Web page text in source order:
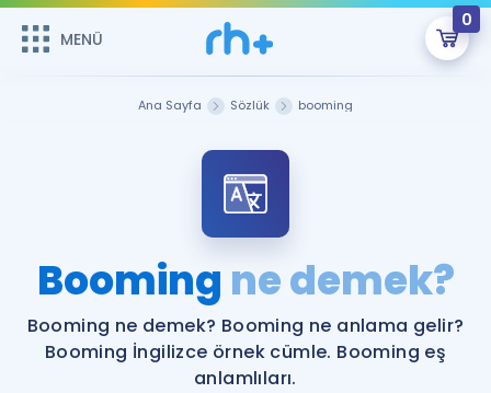
MENÜ
0
Şifremi Hatırlamıyorum
ÜYE DEĞİLİM
Sepetin Şu An Boş.
Remzi Hoca ile seni sınava hazırlayacak onlarca eğitim seni
bekliyor!
MENÜ
Katılımcı Görüşleri
Faydalı Araçlar
Ana Sayfa Sözlük booming
Booming ne demek?
Booming ne demek? Booming ne anlama gelir?
Booming İngilizce örnek cümle. Booming eş
anlamlıları.